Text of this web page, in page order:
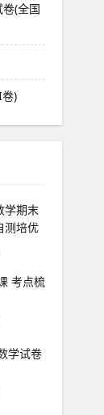
(全国
)
学期末
测培优
考点梳
学试卷